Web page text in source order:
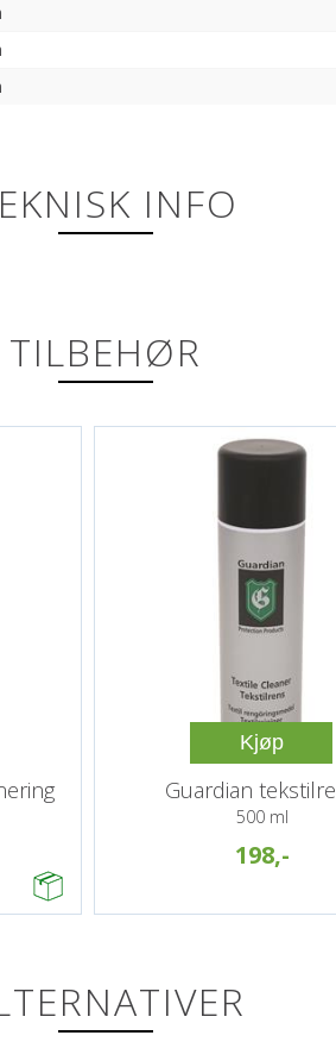
INFO
TILBEHØR
Kjøp
Guardian
500 ml
198,-